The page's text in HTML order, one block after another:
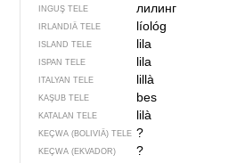
INGUŞ TELE лилинг
IRLANDIÄ TELE líológ
ISLAND TELE lila
ISPAN TELE lila
ITALYAN TELE lillà
KAŞUB TELE bes
KATALAN TELE lilà
KEÇWA (BOLIVIÄ) TELE ?
KEÇWA (EKVADOR)
?